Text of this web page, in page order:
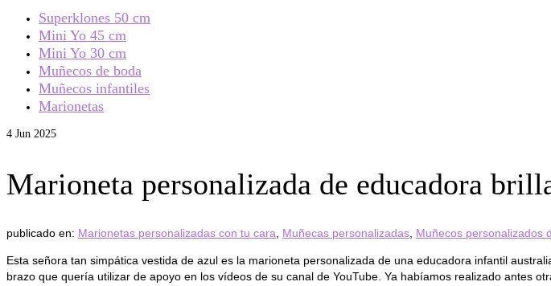
Superklones 50 cm
Mini Yo 45 cm
Mini Yo 30 cm
Muñecos de boda
Muñecos infantiles
Marionetas
4 Jun 2025
Marioneta personalizada de educadora
publicado en: Marionetas personalizadas con tu cara Muñecas personalizadas Muñecos personalizados
Esta señora tan simpática vestida de azul es la marioneta personalizada de una educadora infantil
brazo que quería utilizar de apoyo en los vídeos de su canal de YouTube. Ya habíamos realizado antes